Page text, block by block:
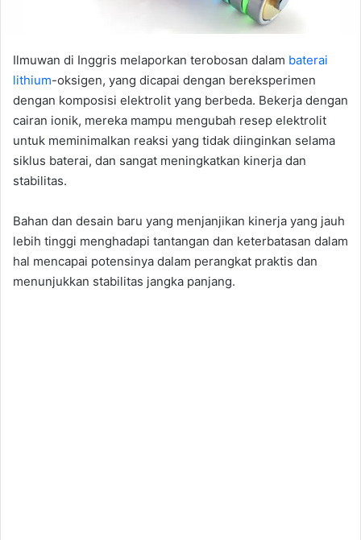
Ilmuwan di Inggris melaporkan terobosan dalam baterai
lithium-oksigen, yang dicapai dengan bereksperimen
dengan komposisi elektrolit yang berbeda. Bekerja dengan
cairan ionik, mereka mampu mengubah resep elektrolit
untuk meminimalkan reaksi yang tidak diinginkan selama
siklus baterai, dan sangat meningkatkan kinerja dan
stabilitas.
Bahan dan desain baru yang menjanjikan kinerja yang jauh
lebih tinggi menghadapi tantangan dan keterbatasan dalam
hal mencapai potensinya dalam perangkat praktis dan
menunjukkan stabilitas jangka panjang.